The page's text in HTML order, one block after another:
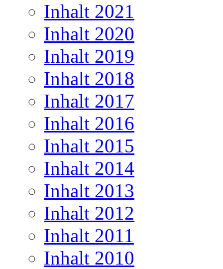
Inhalt 2021
Inhalt 2020
Inhalt 2019
Inhalt 2018
Inhalt 2017
Inhalt 2016
Inhalt 2015
Inhalt 2014
Inhalt 2013
Inhalt 2012
Inhalt 2011
Inhalt 2010